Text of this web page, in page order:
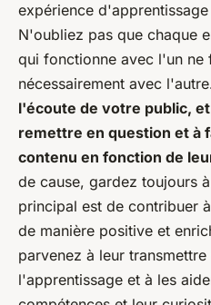
expérience
N'oubliez pas que chaque
qui fonctionne avec l'un ne
nécessairement avec
l'écoute de votre public,
remettre en question et à
contenu en fonction de
de cause, gardez toujours
principal est de contribuer
de manière positive et
parvenez à leur
l'apprentissage et à les